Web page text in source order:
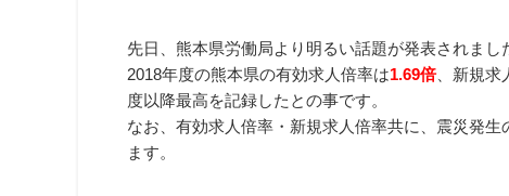
先日、熊本県労働局より明るい話題が発表されまし
2018年度の熊本県の有効求人倍率は1.69倍、新規求
度以降最高を記録したとの事です。
なお、有効求人倍率・新規求人倍率共に、震災発
ます。